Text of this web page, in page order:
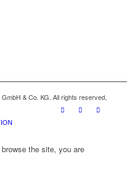
& Co. KG. All rights reserved,
the site, you are